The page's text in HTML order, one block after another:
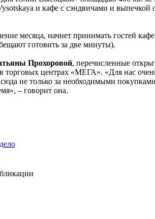
и кафе с сэндвичами и выпечкой
месяца, начнет принимать гостей
готовить за две минуты).
Прохоровой, перечисленные
центрах «МЕГА». «Для нас
не только за необходимыми
– говорит она.